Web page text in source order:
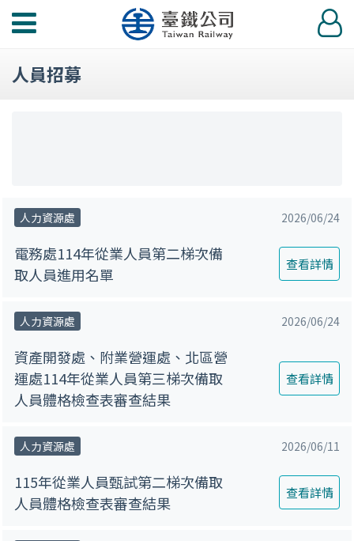
功
選
登
入
人員招募
人力資源處 2026/06/24
電務處114年從業人員第二梯次備
取人員進用名單
查看詳情
人力資源處 2026/06/24
資產開發處、附業營運處、北區營
運處114年從業人員第三梯次備取
人員體格檢查表審查結果
查看詳情
人力資源處 2026/06/11
115年從業人員甄試第二梯次備取
人員體格檢查表審查結果
查看詳情